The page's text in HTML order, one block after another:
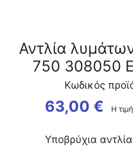
Αντλία
750 308050
Κωδικός
63,00 € Η
Υποβρύχια